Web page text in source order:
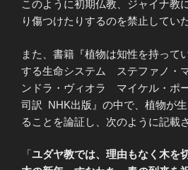
このように初期仏教、ジャイナ教
り傷つけたりするのを禁止してい
また、書籍 『植物は知性を持って
する生命システム ステファノ・
ンドラ・ヴィオラ マイケル・ポ
司訳 NHK出版』の中で、植物が
ることを論証し、次のように記載
「ユダヤ教では、理由もなく木を